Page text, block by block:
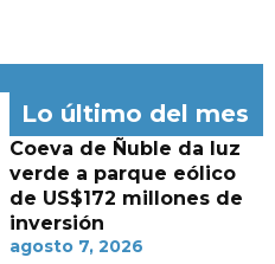
Lo último del mes
Coeva de Ñuble da luz
verde a parque eólico
de US$172 millones de
inversión
agosto 7, 2026